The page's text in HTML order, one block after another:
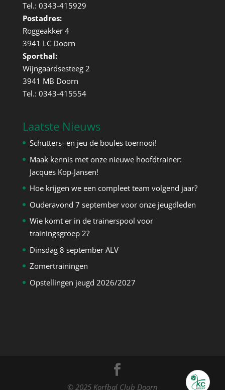
Tel.: 0343-415929
Postadres:
Roggeakker 4
3941 LC Doorn
Sporthal:
Wijngaardsesteeg 2
3941 MB Doorn
Tel.: 0343-415554
Laatste Nieuws
Schutters- en jeu de boules toernooi!
Maak kennis met onze nieuwe hoofdtrainer:
Jacques Kop-Jansen!
Hoe krijgen we een compleet team volgend jaar?
Ouderavond 7 september voor onze jeugdleden
Wie komt er in de trainerspool voor
trainingsgroep 2?
Dinsdag 8 september ALV
Zomertrainingen
Opstellingen jeugd 2026/2027
© 2025 Korfbal Club Doorn